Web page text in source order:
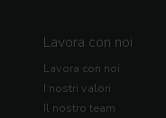
Lavora con noi
Lavora con noi
I nostri valori
Il nostro team